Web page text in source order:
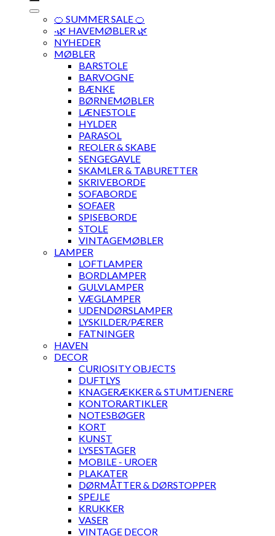
🍊 SUMMER SALE 🍊
·🌿 HAVEMØBLER 🌿
NYHEDER
MØBLER
BARSTOLE
BARVOGNE
BÆNKE
BØRNEMØBLER
LÆNESTOLE
HYLDER
PARASOL
REOLER & SKABE
SENGEGAVLE
SKAMLER & TABURETTER
SKRIVEBORDE
SOFABORDE
SOFAER
SPISEBORDE
STOLE
VINTAGEMØBLER
LAMPER
LOFTLAMPER
BORDLAMPER
GULVLAMPER
VÆGLAMPER
UDENDØRSLAMPER
LYSKILDER/PÆRER
FATNINGER
HAVEN
DECOR
CURIOSITY OBJECTS
DUFTLYS
KNAGERÆKKER & STUMTJENERE
KONTORARTIKLER
NOTESBØGER
KORT
KUNST
LYSESTAGER
MOBILE - UROER
PLAKATER
DØRMÅTTER & DØRSTOPPER
SPEJLE
KRUKKER
VASER
VINTAGE DECOR